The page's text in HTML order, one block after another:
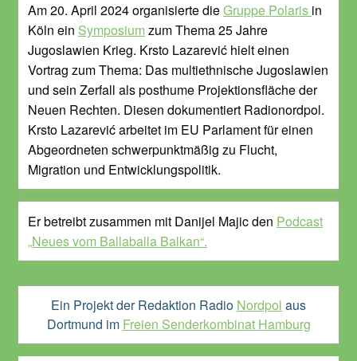
Am 20. April 2024 organisierte dieGruppe Polaris in
Köln ein Symposium zum Thema 25 Jahre
Jugoslawien Krieg. Krsto Lazarević hielt einen
Vortrag zum Thema: Das multiethnische Jugoslawien
und sein Zerfall als posthume Projektionsfläche der
Neuen Rechten. Diesen dokumentiert Radionordpol.
Krsto Lazarević arbeitet im EU Parlament für einen
Abgeordneten schwerpunktmäßig zu Flucht,
Migration und Entwicklungspolitik.
Er betreibt zusammen mit Danijel Majic den Podcast
„Neues vom Ballaballa Balkan“.
Ein Projekt der Redaktion Radio Nordpol aus
Dortmund im Freien Senderkombinat Hamburg